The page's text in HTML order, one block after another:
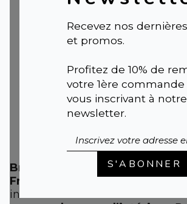
Recevez nos
et promos.
Profitez de 10% de
votre 1ère commande
vous inscrivant à notre
newsletter.
S'ABONNER
Senteur Thé Vert
et Agrumes |
Brumes d’Intérieur– Une
Fraîcheur
et deBien-être.
intérieur une touche de